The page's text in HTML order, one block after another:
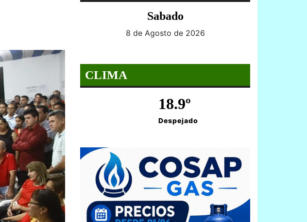
Sabado
8 de Agosto de 2026
CLIMA
18.9º
Despejado